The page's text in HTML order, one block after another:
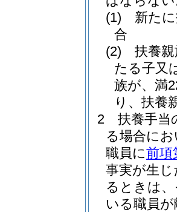
(1)
新た
合
(2)
扶養
たる子又
族が、満
り、扶養
2
扶養手当
る場合に
職員に前項
事実が生
るときは
いる職員